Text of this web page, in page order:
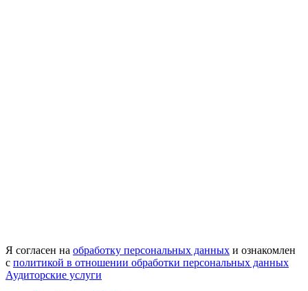
Я согласен на обработку персональных данных и ознакомлен
с политикой в отношении обработки персональных данных
Аудиторские услуги